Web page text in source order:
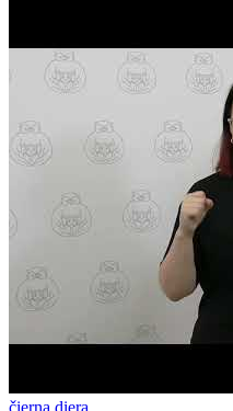
čierna diera